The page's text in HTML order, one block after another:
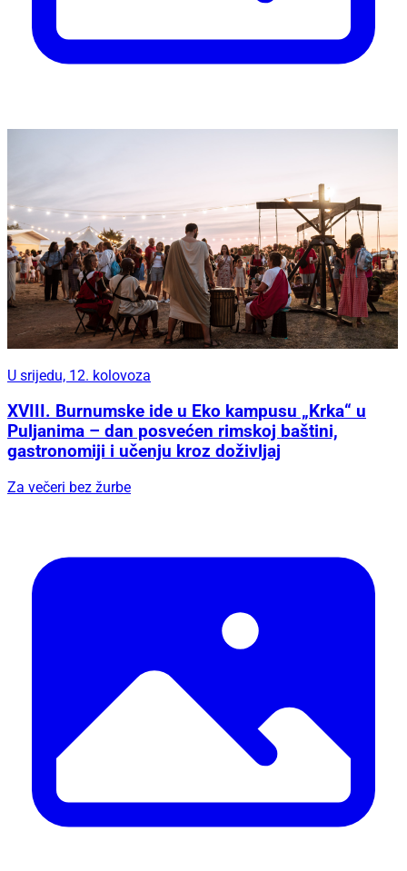
U srijedu, 12. kolovoza
XVIII. Burnumske ide u Eko kampusu „Krka“ u
Puljanima – dan posvećen rimskoj baštini,
gastronomiji i učenju kroz doživljaj
Za večeri bez žurbe